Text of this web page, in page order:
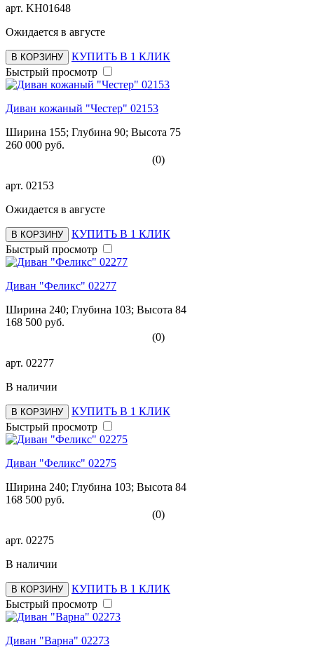
арт. KH01648
Ожидается в августе
В КОРЗИНУ
КУПИТЬ В 1 КЛИК
Быстрый просмотр
Диван кожаный "Честер" 02153
Ширина 155; Глубина 90; Высота 75
260 000 руб.
(0)
арт. 02153
Ожидается в августе
В КОРЗИНУ
КУПИТЬ В 1 КЛИК
Быстрый просмотр
Диван "Феликс" 02277
Ширина 240; Глубина 103; Высота 84
168 500 руб.
(0)
арт. 02277
В наличии
В КОРЗИНУ
КУПИТЬ В 1 КЛИК
Быстрый просмотр
Диван "Феликс" 02275
Ширина 240; Глубина 103; Высота 84
168 500 руб.
(0)
арт. 02275
В наличии
В КОРЗИНУ
КУПИТЬ В 1 КЛИК
Быстрый просмотр
Диван "Варна" 02273